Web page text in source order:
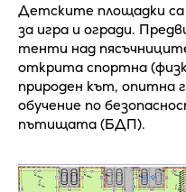
Детските площадки са
за игра и огради.
тенти над
открита спортна
природен кът, опитна
обучение по
пътищата (БДП).